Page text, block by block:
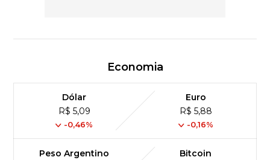
Economia
Dólar
R$ 5,09
-0,46%
Euro
R$ 5,88
-0,16%
Peso Argentino
Bitcoin